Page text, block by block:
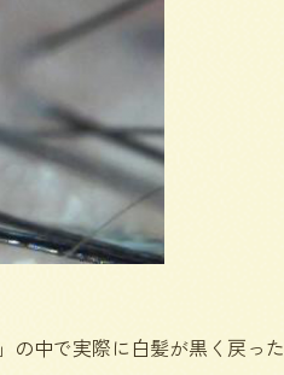
の中で実際に白髪が黒く戻った